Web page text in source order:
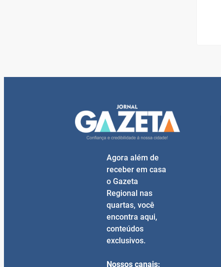
Agora além de
receber em casa
o Gazeta
Regional nas
quartas, você
encontra aqui,
conteúdos
exclusivos.
Nossos canais: